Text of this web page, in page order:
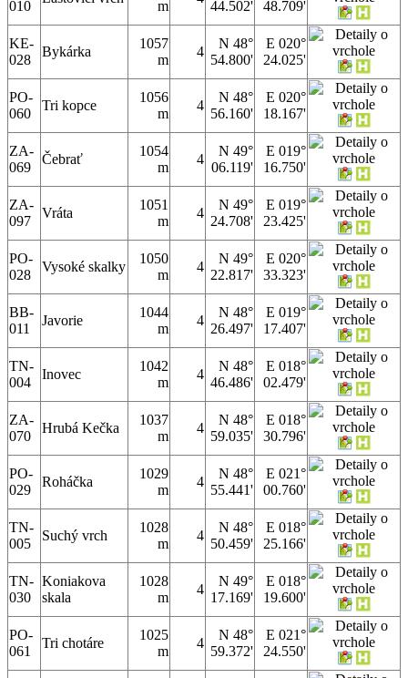
010
m
44.502'
48.709'
KE-
028
Bykárka
1057
m
4
N 48°
54.800'
E 020°
24.025'
PO-
060
Tri kopce
1056
m
4
N 48°
56.160'
E 020°
18.167'
ZA-
069
Čebrať
1054
m
4
N 49°
06.119'
E 019°
16.750'
ZA-
097
Vráta
1051
m
4
N 49°
24.708'
E 019°
23.425'
PO-
028
Vysoké skalky
1050
m
4
N 49°
22.817'
E 020°
33.323'
BB-
011
Javorie
1044
m
4
N 48°
26.497'
E 019°
17.407'
TN-
004
Inovec
1042
m
4
N 48°
46.486'
E 018°
02.479'
ZA-
070
Hrubá Kečka
1037
m
4
N 48°
59.035'
E 018°
30.796'
PO-
029
Roháčka
1029
m
4
N 48°
55.441'
E 021°
00.760'
TN-
005
Suchý vrch
1028
m
4
N 48°
50.459'
E 018°
25.166'
TN-
030
Koniakova
skala
1028
m
4
N 49°
17.169'
E 018°
19.600'
PO-
061
Tri chotáre
1025
m
4
N 48°
59.372'
E 021°
24.550'